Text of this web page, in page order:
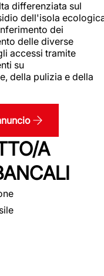
differenziata sul
dell'isola
dei
delle diverse
accessi tramite
su
della pulizia e della
A